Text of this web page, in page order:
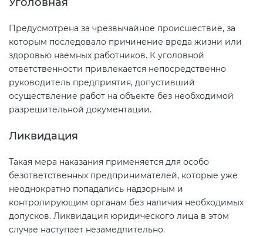
Предусмотрена за чрезвычайное происшествие, за
которым последовало причинение вреда жизни или
здоровью наемных работников. К уголовной
ответственности привлекается непосредственно
руководитель предприятия, допустивший
осуществление работ на объекте без необходимой
разрешительной документации.
Ликвидация
Такая мера наказания применяется для особо
безответственных предпринимателей, которые уже
неоднократно попадались надзорным и
контролирующим органам без наличия необходимых
допусков. Ликвидация юридического лица в этом
случае наступает незамедлительно.